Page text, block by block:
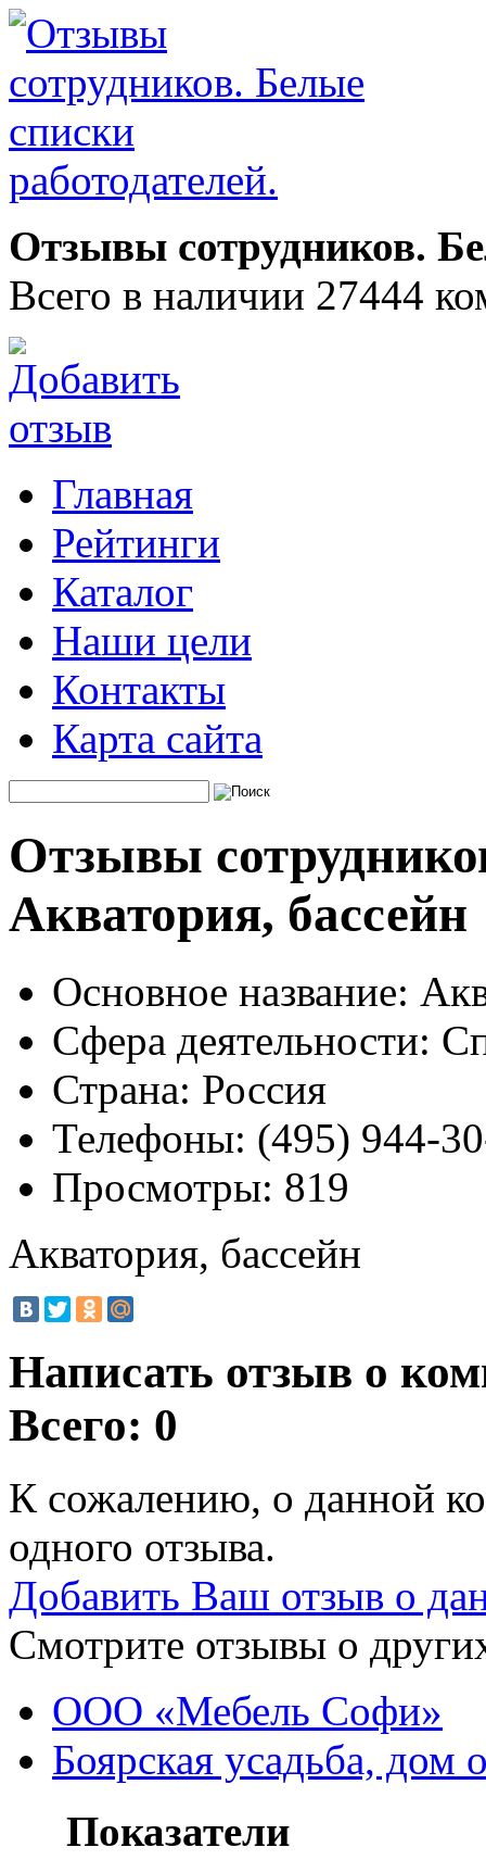
Отзывы сотрудников.
Всего в наличии 27444
Главная
Рейтинги
Каталог
Наши цели
Контакты
Карта сайта
Отзывы
Акватория, бассейн
Основное название:
Сфера деятельности:
Страна: Россия
Телефоны: (495) 944-
Просмотры: 819
Акватория, бассейн
Написать отзыв о
Всего: 0
К сожалению, о данной
одного отзыва.
Добавить Ваш отзыв о
Смотрите отзывы о
ООО «Мебель Софи»
Боярская усадьба, дом
Показатели